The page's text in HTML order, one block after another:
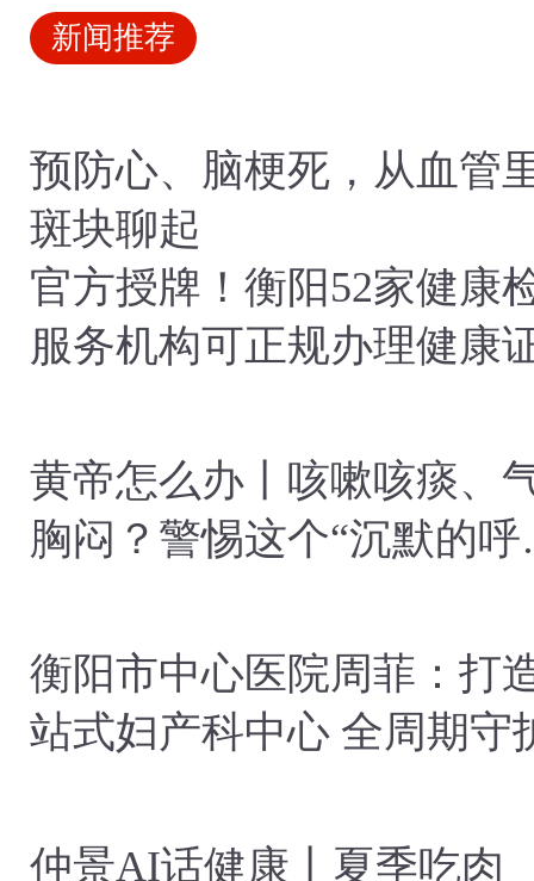
新闻推荐
预防心、脑梗死，从血管
斑块聊起
官方授牌！衡阳52家健康
服务机构可正规办理健康
黄帝怎么办丨咳嗽咳痰、
胸闷？警惕这个“沉默的呼
衡阳市中心医院周菲：打
站式妇产科中心 全周期守
仲景AI话健康丨夏季吃肉